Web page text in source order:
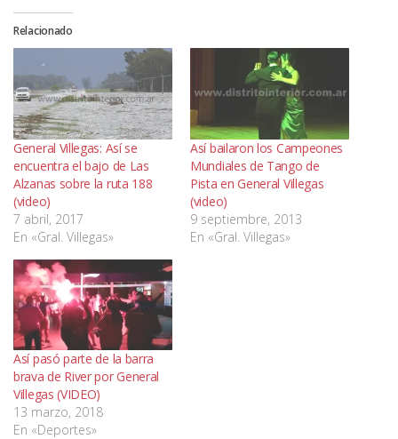
Relacionado
General Villegas: Así se
encuentra el bajo de Las
Alzanas sobre la ruta 188
(video)
7 abril, 2017
En «Gral. Villegas»
Así bailaron los Campeones
Mundiales de Tango de
Pista en General Villegas
(video)
9 septiembre, 2013
En «Gral. Villegas»
Así pasó parte de la barra
brava de River por General
Villegas (VIDEO)
13 marzo, 2018
En «Deportes»